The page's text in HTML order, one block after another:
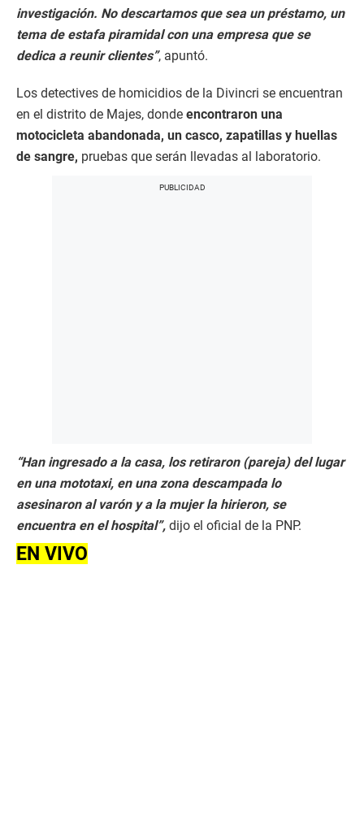
investigación. No descartamos que sea un préstamo, un
tema de estafa piramidal con una empresa que se
dedica a reunir clientes”, apuntó.
Los detectives de homicidios de la Divincri se encuentran
en el distrito de Majes, donde encontraron una
motocicleta abandonada, un casco, zapatillas y huellas
de sangre, pruebas que serán llevadas al laboratorio.
“Han ingresado a la casa, los retiraron (pareja) del lugar
en una mototaxi, en una zona descampada lo
asesinaron al varón y a la mujer la hirieron, se
encuentra en el hospital”, dijo el oficial de la PNP.
EN VIVO